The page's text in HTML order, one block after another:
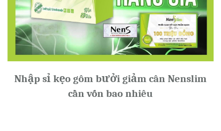
Nhập sỉ kẹo gôm bưởi giảm cân Nenslim
cần vốn bao nhiêu